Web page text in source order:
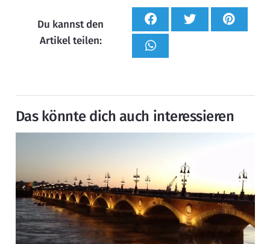
Du kannst den
Artikel teilen:
Das könnte dich auch interessieren